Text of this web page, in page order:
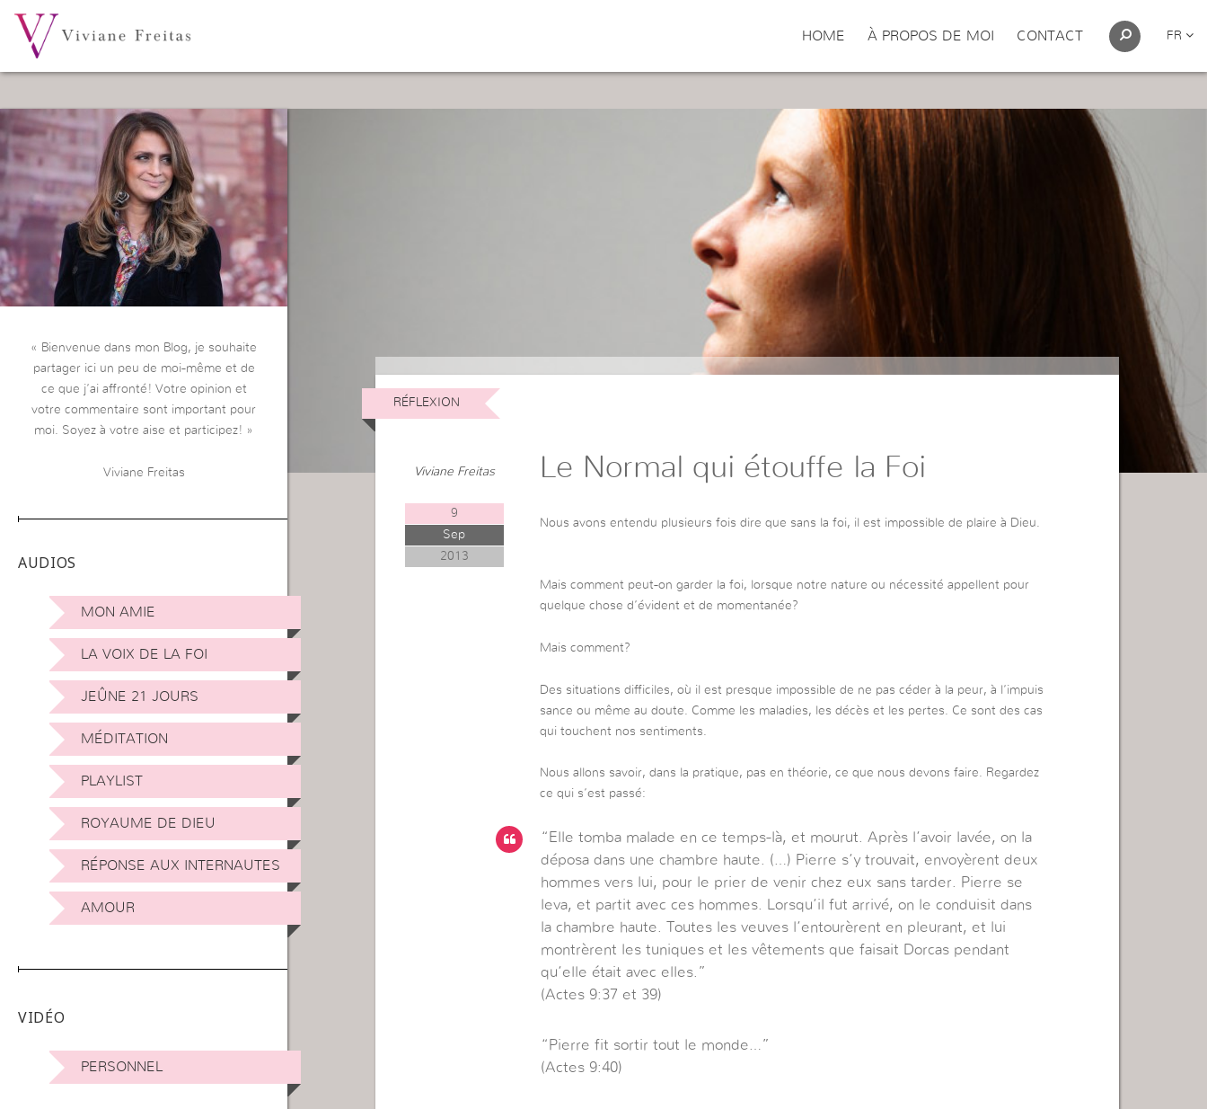
HOME À PROPOS DE MOI CONTACT FR
« Bienvenue dans mon Blog, je souhaite
partager ici un peu de moi-même et de
ce que j’ai affronté! Votre opinion et
votre commentaire sont important pour
moi. Soyez à votre aise et participez! »
Viviane Freitas
AUDIOS
MON AMIE
LA VOIX DE LA FOI
JEÛNE 21 JOURS
MÉDITATION
PLAYLIST
ROYAUME DE DIEU
RÉPONSE AUX INTERNAUTES
AMOUR
VIDÉO
PERSONNEL
RÉFLEXION
Viviane Freitas
9
Sep
2013
Le Normal qui étouffe la Foi
Nous avons entendu plusieurs fois dire que sans la foi, il est impossible de plaire à Dieu.
Mais comment peut-on garder la foi, lorsque notre nature ou nécessité appellent pour
quelque chose d’évident et de momentanée?
Mais comment?
Des situations difficiles, où il est presque impossible de ne pas céder à la peur, à l’impuis
sance ou même au doute. Comme les maladies, les décès et les pertes. Ce sont des cas
qui touchent nos sentiments.
Nous allons savoir, dans la pratique, pas en théorie, ce que nous devons faire. Regardez
ce qui s’est passé:
“Elle tomba malade en ce temps-là, et mourut. Après l’avoir lavée, on la
déposa dans une chambre haute. (…) Pierre s’y trouvait, envoyèrent deux
hommes vers lui, pour le prier de venir chez eux sans tarder. Pierre se
leva, et partit avec ces hommes. Lorsqu’il fut arrivé, on le conduisit dans
la chambre haute. Toutes les veuves l’entourèrent en pleurant, et lui
montrèrent les tuniques et les vêtements que faisait Dorcas pendant
qu’elle était avec elles.”
(Actes 9:37 et 39)
“Pierre fit sortir tout le monde…”
(Actes 9:40)